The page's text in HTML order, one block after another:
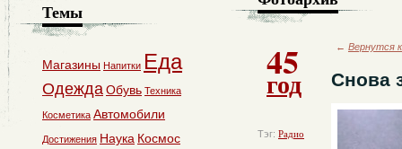
45
год
Тэг: Радио
← Вернутся
Снова
Темы
Магазины Напитки Еда
ОдеждаОбувь Техника
Косметика Автомобили
Достижения Наука Космос